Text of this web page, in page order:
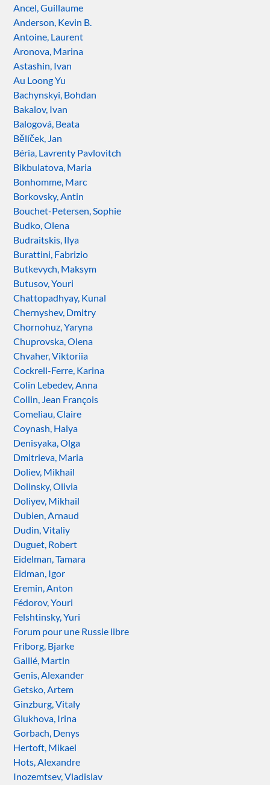
Ancel, Guillaume
Anderson, Kevin B.
Antoine, Laurent
Aronova, Marina
Astashin, Ivan
Au Loong Yu
Bachynskyi, Bohdan
Bakalov, Ivan
Balogová, Beata
Bělíček, Jan
Béria, Lavrenty Pavlovitch
Bikbulatova, Maria
Bonhomme, Marc
Borkovsky, Antin
Bouchet-Petersen, Sophie
Budko, Olena
Budraitskis, Ilya
Burattini, Fabrizio
Butkevych, Maksym
Butusov, Youri
Chattopadhyay, Kunal
Chernyshev, Dmitry
Chornohuz, Yaryna
Chuprovska, Olena
Chvaher, Viktoriia
Cockrell-Ferre, Karina
Colin Lebedev, Anna
Collin, Jean François
Comeliau, Claire
Coynash, Halya
Denisyaka, Olga
Dmitrieva, Maria
Doliev, Mikhail
Dolinsky, Olivia
Doliyev, Mikhail
Dubien, Arnaud
Dudin, Vitaliy
Duguet, Robert
Eidelman, Tamara
Eidman, Igor
Eremin, Anton
Fédorov, Youri
Felshtinsky, Yuri
Forum pour une Russie libre
Friborg, Bjarke
Gallié, Martin
Genis, Alexander
Getsko, Artem
Ginzburg, Vitaly
Glukhova, Irina
Gorbach, Denys
Hertoft, Mikael
Hots, Alexandre
Inozemtsev, Vladislav